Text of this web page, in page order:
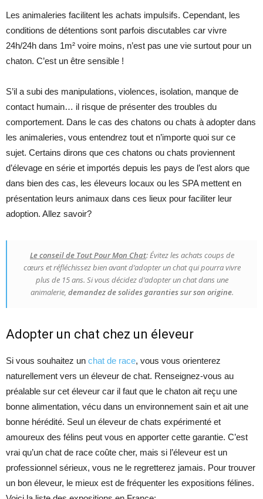
Les animaleries facilitent les achats impulsifs. Cependant, les
conditions de détentions sont parfois discutables car vivre
24h/24h dans 1m² voire moins, n’est pas une vie surtout pour un
chaton. C’est un être sensible !
S’il a subi des manipulations, violences, isolation, manque de
contact humain… il risque de présenter des troubles du
comportement. Dans le cas des chatons ou chats à adopter dans
les animaleries, vous entendrez tout et n’importe quoi sur ce
sujet. Certains dirons que ces chatons ou chats proviennent
d’élevage en série et importés depuis les pays de l’est alors que
dans bien des cas, les éleveurs locaux ou les SPA mettent en
présentation leurs animaux dans ces lieux pour faciliter leur
adoption. Allez savoir?
Le conseil de Tout Pour Mon Chat: Évitez les achats coups de
cœurs et réfléchissez bien avant d’adopter un chat qui pourra vivre
plus de 15 ans. Si vous décidez d’adopter un chat dans une
animalerie, demandez de solides garanties sur son origine.
Adopter un chat chez un éleveur
Si vous souhaitez un chat de race, vous vous orienterez
naturellement vers un éleveur de chat. Renseignez-vous au
préalable sur cet éleveur car il faut que le chaton ait reçu une
bonne alimentation, vécu dans un environnement sain et ait une
bonne hérédité. Seul un éleveur de chats expérimenté et
amoureux des félins peut vous en apporter cette garantie. C’est
vrai qu’un chat de race coûte cher, mais si l’éleveur est un
professionnel sérieux, vous ne le regretterez jamais. Pour trouver
un bon éleveur, le mieux est de fréquenter les expositions félines.